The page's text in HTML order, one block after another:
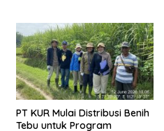
PT KUR Mulai Distribusi Benih
Tebu untuk Program